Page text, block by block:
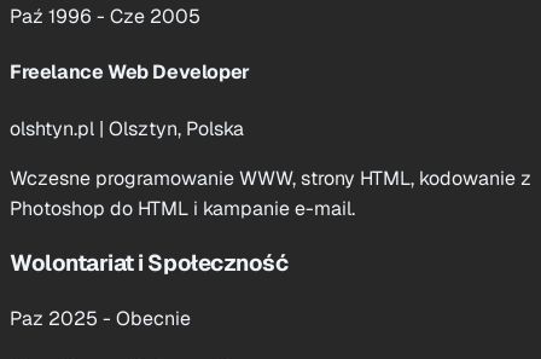
Paź 1996 - Cze 2005
Freelance Web Developer
olshtyn.pl | Olsztyn, Polska
Wczesne programowanie WWW, strony HTML, kodowanie z
Photoshop do HTML i kampanie e-mail.
Wolontariat i Społeczność
Paz 2025 - Obecnie